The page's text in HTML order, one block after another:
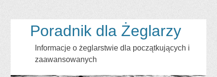
Poradnik dla Żeglarzy
Informacje o żeglarstwie dla początkujących i
zaawansowanych